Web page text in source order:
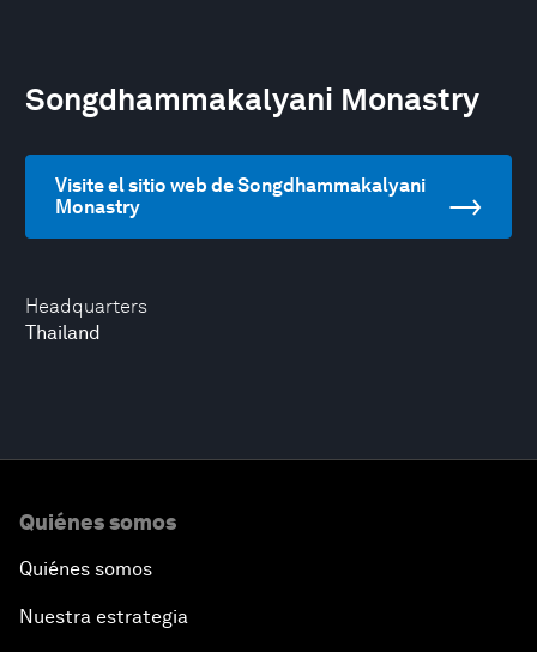
Headquarters
Thailand
Songdhammakalyani Monastry
Visite el sitio web de Songdhammakalyani
Monastry
Quiénes somos
Quiénes somos
Nuestra estrategia